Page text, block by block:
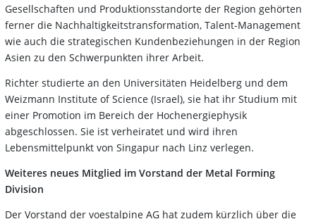
Gesellschaften und Produktionsstandorte der Region gehörten
ferner die Nachhaltigkeitstransformation, Talent-Management
wie auch die strategischen Kundenbeziehungen in der Region
Asien zu den Schwerpunkten ihrer Arbeit.
Richter studierte an den Universitäten Heidelberg und dem
Weizmann Institute of Science (Israel), sie hat ihr Studium mit
einer Promotion im Bereich der Hochenergiephysik
abgeschlossen. Sie ist verheiratet und wird ihren
Lebensmittelpunkt von Singapur nach Linz verlegen.
Weiteres neues Mitglied im Vorstand der Metal Forming
Division
Der Vorstand der voestalpine AG hat zudem kürzlich über die